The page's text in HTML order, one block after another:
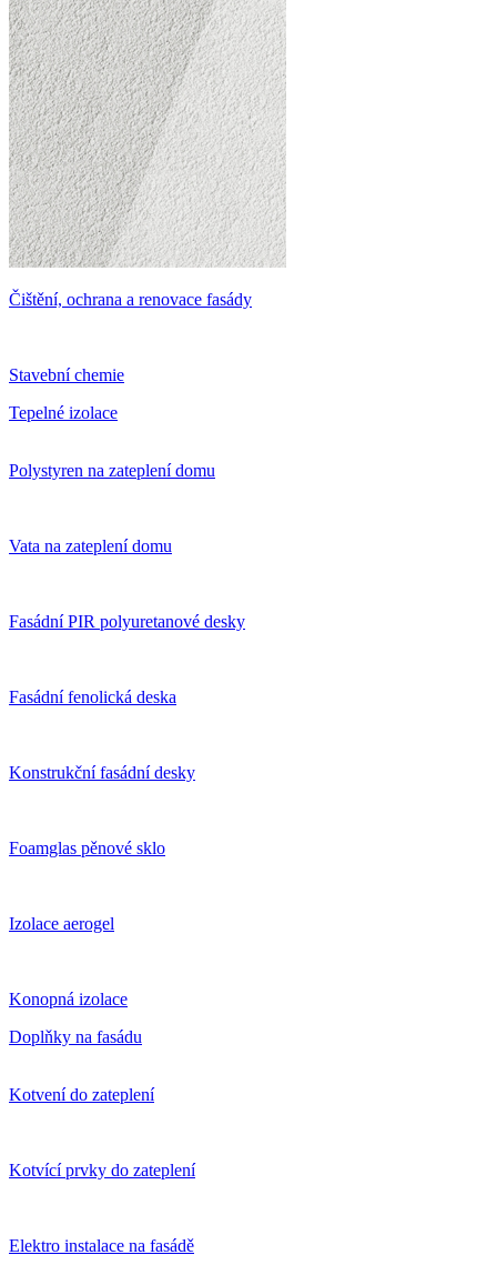
Čištění, ochrana a renovace fasády
Stavební chemie
Tepelné izolace
Polystyren na zateplení domu
Vata na zateplení domu
Fasádní PIR polyuretanové desky
Fasádní fenolická deska
Konstrukční fasádní desky
Foamglas pěnové sklo
Izolace aerogel
Konopná izolace
Doplňky na fasádu
Kotvení do zateplení
Kotvící prvky do zateplení
Elektro instalace na fasádě